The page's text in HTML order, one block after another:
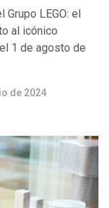
Grupo LEGO: el
al icónico
1 de agosto de
de 2024